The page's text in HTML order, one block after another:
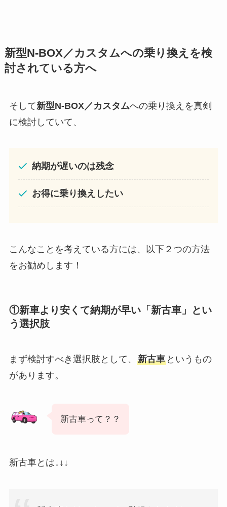
新型N-BOX／カスタムへの乗り換えを検
討されている方へ
そして新型N-BOX／カスタムへの乗り換えを真剣
に検討していて、
納期が遅いのは残念
お得に乗り換えしたい
こんなことを考えている方には、以下２つの方法
をお勧めします！
①新車より安くて納期が早い「新古車」とい
う選択肢
まず検討すべき選択肢として、 新古車というもの
があります。
新古車って？？
新古車とは↓↓↓